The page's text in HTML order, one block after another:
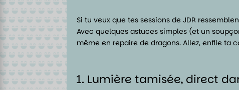
Si tu veux que tes sessions de JDR
Avec quelques astuces simples (et un
même en repaire de dragons. Allez, enfile ta
1. Lumière tamisée, direct